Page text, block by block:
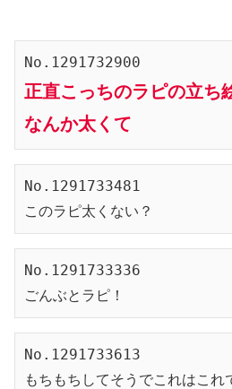
No.1291732900
正直こっちのラピの立ち
なんか太くて
No.1291733481
このラピ太くない？
No.1291733336
ごんぶとラピ！
No.1291733613
もちもちしてそうでこれはこれ